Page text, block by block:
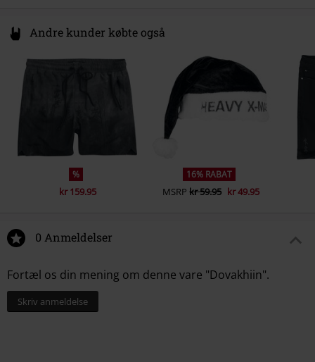
Andre kunder købte også
%
kr 159.95
16% RABAT
MSRP kr 59.95 kr 49.95
0 Anmeldelser
Fortæl os din mening om denne vare "Dovakhiin".
Skriv anmeldelse